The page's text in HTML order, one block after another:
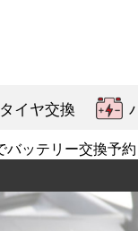
タイヤ交換
バッテリー交換予約